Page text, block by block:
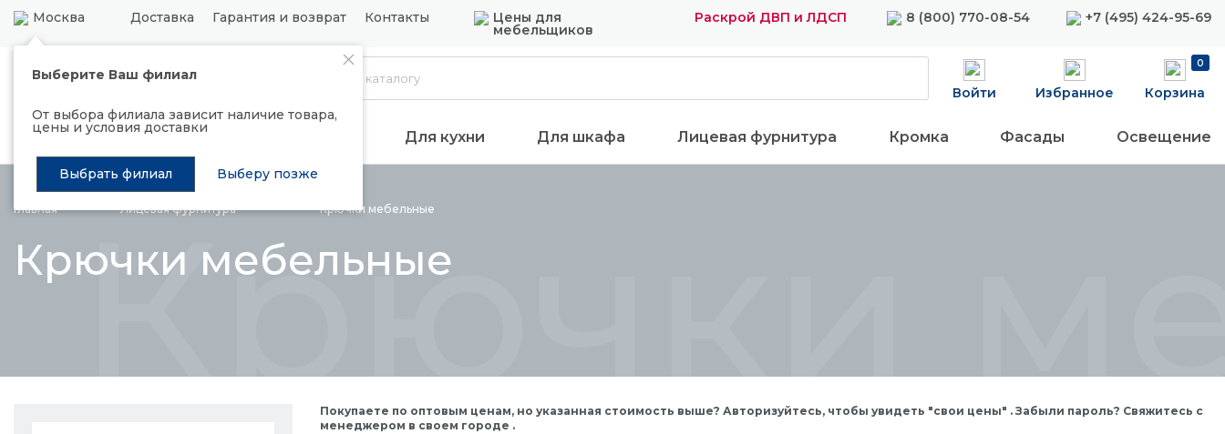
Москва Доставка Гарантия и возврат Контакты Цены для
мебельщиков
Раскрой ДВП и ЛДСП 8 (800) 770-08-54 +7 (495) 424-95-69
Выберите Ваш филиал
От выбора филиала зависит наличие товара,
цены и условия доставки
Выбрать филиал Выберу позже
Каталог
Войти Избранное
0
Корзина
Распродажа Подъемные механизмы Для кухни Для шкафа Лицевая фурнитура Кромка Фасады Освещение
Главная Лицеваяфурнитура Крючки мебельные
Крючки мебельные
Крючки
Покупаете по оптовым ценам, но указанная стоимость выше? Авторизуйтесь, чтобы увидеть "свои цены" . Забыли пароль? Свяжитесь с
менеджером в своем городе .